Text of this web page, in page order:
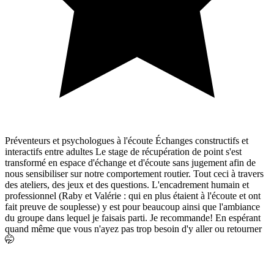
Préventeurs et psychologues à l'écoute Échanges constructifs et
interactifs entre adultes Le stage de récupération de point s'est
transformé en espace d'échange et d'écoute sans jugement afin de
nous sensibiliser sur notre comportement routier. Tout ceci à travers
des ateliers, des jeux et des questions. L'encadrement humain et
professionnel (Raby et Valérie : qui en plus étaient à l'écoute et ont
fait preuve de souplesse) y est pour beaucoup ainsi que l'ambiance
du groupe dans lequel je faisais parti. Je recommande! En espérant
quand même que vous n'ayez pas trop besoin d'y aller ou retourner
🤭